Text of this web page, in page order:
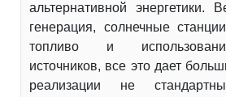
альтернативной энергетики.
генерация, солнечные
топливо и
источников, все это дает
реализации не